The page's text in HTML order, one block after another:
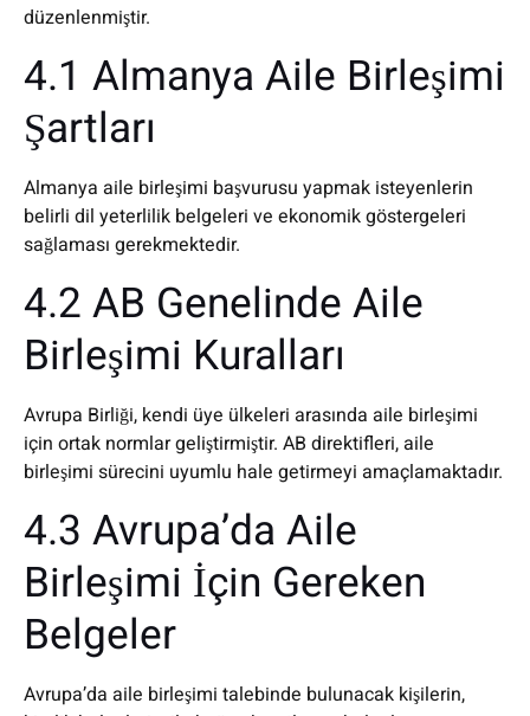
düzenlenmiştir.
4.1 Almanya Aile Birleşimi
Şartları
Almanya aile birleşimi başvurusu yapmak isteyenlerin
belirli dil yeterlilik belgeleri ve ekonomik göstergeleri
sağlaması gerekmektedir.
4.2 AB Genelinde Aile
Birleşimi Kuralları
Avrupa Birliği, kendi üye ülkeleri arasında aile birleşimi
için ortak normlar geliştirmiştir. AB direktifleri, aile
birleşimi sürecini uyumlu hale getirmeyi amaçlamaktadır.
4.3 Avrupa’da Aile
Birleşimi İçin Gereken
Belgeler
Avrupa’da aile birleşimi talebinde bulunacak kişilerin,